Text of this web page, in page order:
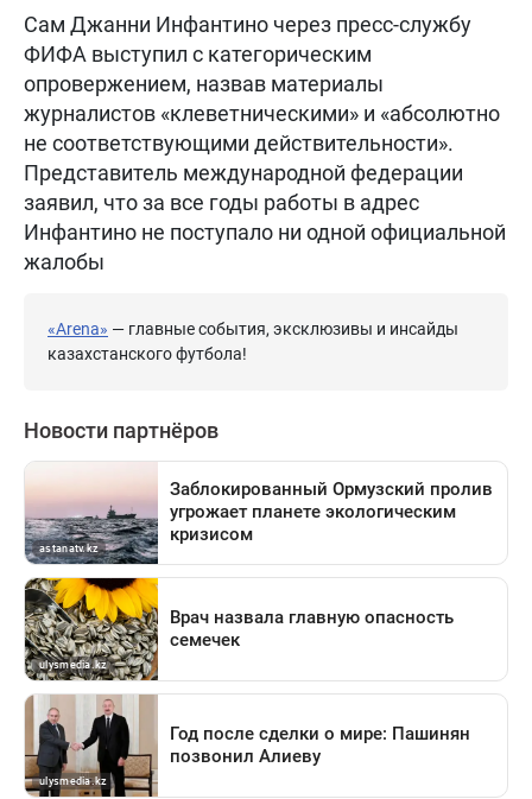
Сам Джанни Инфантино через пресс-службу
ФИФА выступил с категорическим
опровержением, назвав материалы
журналистов «клеветническими» и «абсолютно
не соответствующими действительности».
Представитель международной федерации
заявил, что за все годы работы в адрес
Инфантино не поступало ни одной официальной
жалобы
«Arena» — главные события, эксклюзивы и инсайды
казахстанского футбола!